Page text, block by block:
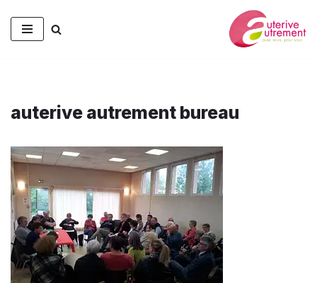
Aller
auterive autrement bureau